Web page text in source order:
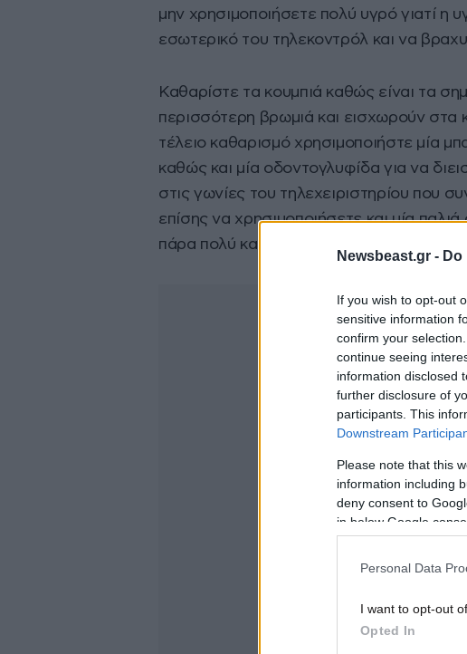
Newsbeast.gr -
If you wish to opt-out
sensitive information
confirm your
continue seeing
information disclosed
further disclosure of
participants. This
Downstream
Please note that this
information including
deny consent to
in below Google
Personal Data
I want to opt-out
Opted In
μην χρησιμοποιήσετε πολύ υγρό γιατί η
εσωτερικό του τηλεκοντρόλ και να
Καθαρίστε τα κουμπιά καθώς είναι τα
περισσότερη βρωμιά και εισχωρούν στα
τέλειο καθαρισμό χρησιμοποιήστε μία
καθώς και μία οδοντογλυφίδα για να
στις γωνίες του τηλεχειριστηρίου που
επίσης να χρησιμοποιήσετε και μία
πάρα πολύ καλή δουλειά.